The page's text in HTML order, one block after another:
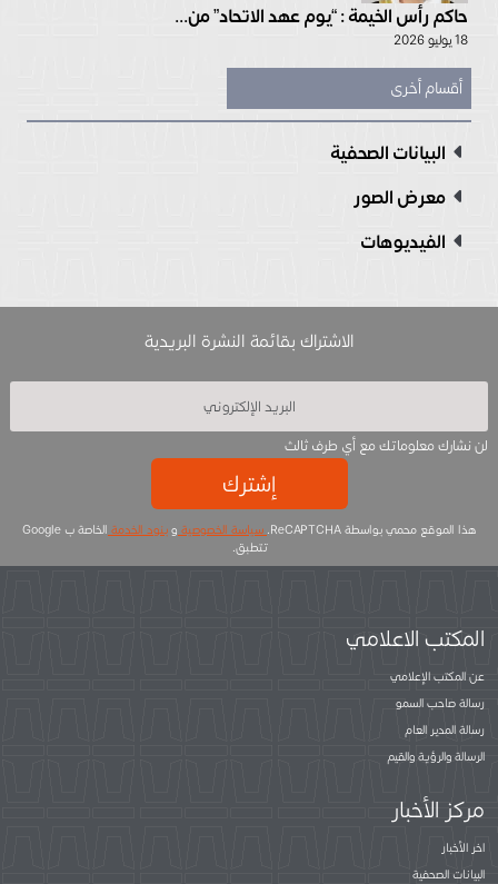
حاكم رأس الخيمة : “يوم عهد الاتحاد” من...
18 يوليو 2026
أقسام أخرى
البيانات الصحفية
معرض الصور
الفيديوهات
الاشتراك بقائمة النشرة البريدية
لن نشارك معلوماتك مع أي طرف ثالث
إشترك
هذا الموقع محمي بواسطة ReCAPTCHA. سياسة الخصوصية وبنود الخدمة
الخاصة ب Google
تتطبق.
المكتب الاعلامي
عن المكتب الإعلامي
رسالة صاحب السمو
رسالة المدير العام
الرسالة والرؤية والقيم
مركز الأخبار
اخر الأخبار
البيانات الصحفية